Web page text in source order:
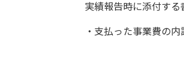
実績報告時に添付する
・支払った事業費の